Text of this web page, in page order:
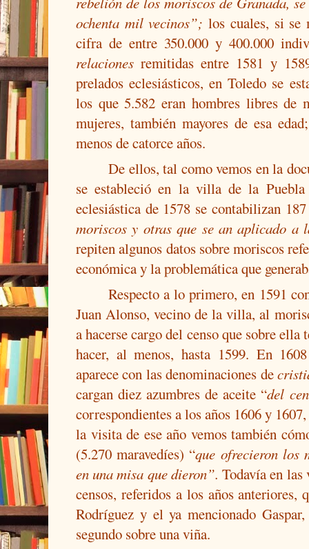
ochenta mil vecinos”; los cuales, si
cifra de entre 350.000 y 400.000
relaciones remitidas entre 1581 y
prelados eclesiásticos, en Toledo se
los que 5.582 eran hombres libres de
mujeres, también mayores de esa
menos de catorce años.
De ellos, tal como vemos en la
se estableció en la villa de la
eclesiástica de 1578 se contabilizan
moriscos y otras que se an aplicado
repiten algunos datos sobre moriscos
económica y la problemática que
Respecto a lo primero, en 1591
Juan Alonso, vecino de la villa, al
a hacerse cargo del censo que sobre
hacer, al menos, hasta 1599. En
aparece con las denominaciones de
cargan diez azumbres de aceite “del
correspondientes a los años 1606 y
la visita de ese año vemos también
(5.270 maravedíes) “que ofrecieron
en una misa que dieron”. Todavía en las
censos, referidos a los años anteriores,
Rodríguez y el ya mencionado
segundo sobre una viña.